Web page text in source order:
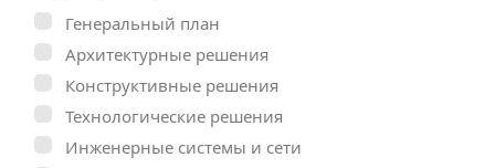
Генеральный план
Архитектурные решения
Конструктивные решения
Технологические решения
Инженерные системы и сети